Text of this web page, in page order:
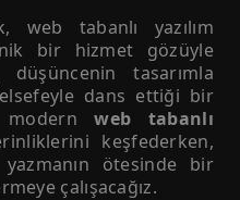
web tabanlı yazılım
bir hizmet gözüyle
tasarımla
dans ettiği bir
modernweb tabanlı
keşfederken,
ötesinde bir
çalışacağız.